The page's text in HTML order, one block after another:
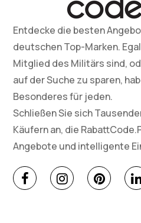
Entdecke die besten
deutschen Top-Marken.
Mitglied des Militärs sind,
auf der Suche zu sparen,
Besonderes für jeden.
Schließen Sie sich
Käufern an, die
Angebote und intelligente